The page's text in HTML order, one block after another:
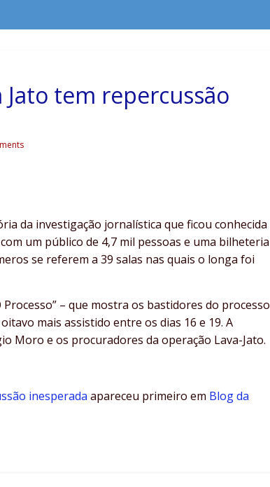
tem repercussão
da investigação jornalística que ficou conhecida
um público de 4,7 mil pessoas e uma bilheteria
se referem a 39 salas nas quais o longa foi
– que mostra os bastidores do processo
mais assistido entre os dias 16 e 19. A
Moro e os procuradores da operação Lava-Jato.
inesperada apareceu primeiro em Blog da